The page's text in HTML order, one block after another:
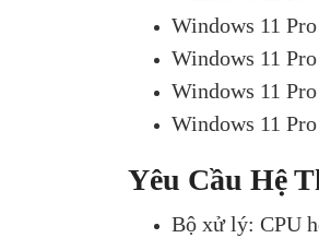
Windows 11
Windows 11
Windows 11
Windows 11
Yêu Cầu Hệ
Bộ xử lý: CPU